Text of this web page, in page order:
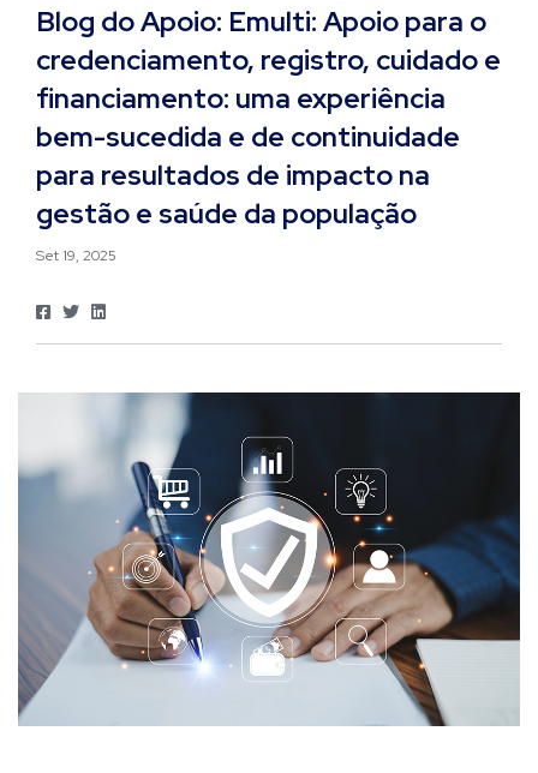
Blog do Apoio: Emulti: Apoio para o
credenciamento, registro, cuidado e
financiamento: uma experiência
bem-sucedida e de continuidade
para resultados de impacto na
gestão e saúde da população
Set 19, 2025